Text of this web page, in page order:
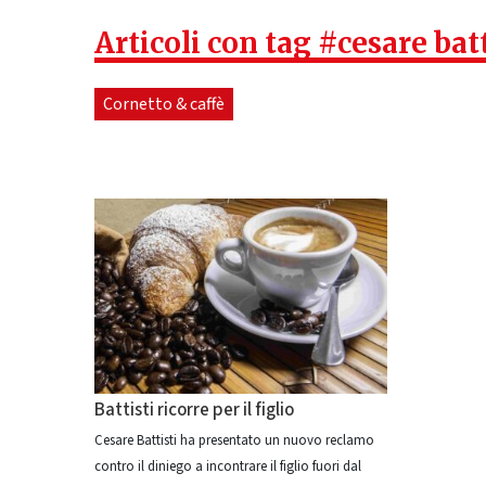
Articoli con tag #cesare
Cornetto & caffè
Battisti ricorre per il figlio
Cesare Battisti ha presentato un nuovo reclamo
contro il diniego a incontrare il figlio fuori dal